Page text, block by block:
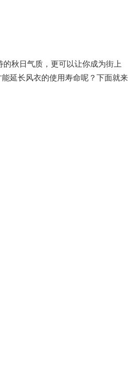
秋日气质，更可以让你成为街上
延长风衣的使用寿命呢？下面就来